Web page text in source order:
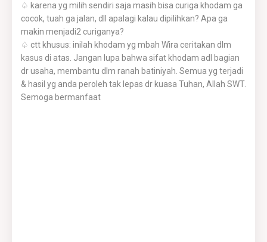
♤ karena yg milih sendiri saja masih bisa curiga khodam ga
cocok, tuah ga jalan, dll apalagi kalau dipilihkan? Apa ga
makin menjadi2 curiganya?
♤ ctt khusus: inilah khodam yg mbah Wira ceritakan dlm
kasus di atas. Jangan lupa bahwa sifat khodam adl bagian
dr usaha, membantu dlm ranah batiniyah. Semua yg terjadi
& hasil yg anda peroleh tak lepas dr kuasa Tuhan, Allah SWT.
Semoga bermanfaat